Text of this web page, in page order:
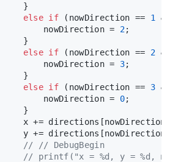
}
else if (nowDirection == 1
&&
nowDirection =
2;
}
else if (nowDirection == 2 &&
nowDirection =
3;
}
else if (nowDirection == 3 &&
nowDirection =
0;
}
x += directions[nowDirection][
y += directions[nowDirection][
// // DebugBegin
// printf("x = %d, y = %d,